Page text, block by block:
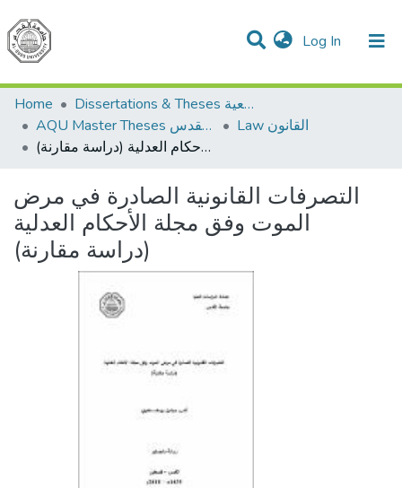
Log In (current)
Communities & Collections
All of DSpace
Home
Dissertations & Theses الرسائل الجامعية
AQU Master Theses الرسائل الجامعية الخاصة بجامعة القدس
Law القانون
التصرفات القانونية الصادرة في مرض الموت وفق مجلة الأحكام العدلية (دراسة مقارنة)
التصرفات القانونية الصادرة في مرض
الموت وفق مجلة الأحكام العدلية
(دراسة مقارنة)